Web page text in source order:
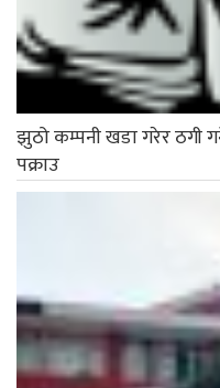
झुठो कम्पनी खडा गरेर ठगी
पक्राउ